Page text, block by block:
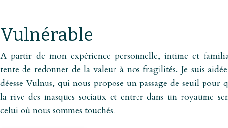
Vulnérable
A partir de mon expérience personnelle, intime et
tente de redonner de la valeur à nos fragilités. Je suis
déesse Vulnus, qui nous propose un passage de seuil pour
la rive des masques sociaux et entrer dans un royaume
celui où nous sommes touchés.